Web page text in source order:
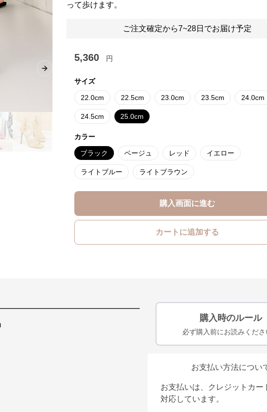
Next slide
って歩けます。
ご注文確定から7~28日でお届け予定
5,360 円
サイズ
22.0cm 22.5cm 23.0cm 23.5cm 24.0cm
24.5cm 25.0cm
カラー
ブラック ベージュ レッド イエロー
ライトブルー ライトブラウン
購入画面に進む
カートに追加する
購入時のルール
必ず購入前にお読みくださ
お支払い方法につい
お支払いは、クレジットカー
対応しています。